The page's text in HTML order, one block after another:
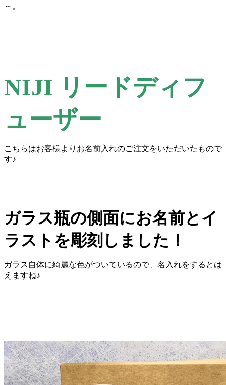
～。
NIJI リードディフ
ューザー
こちらはお客様よりお名前入れのご注文をいただいたもので
す♪
ガラス瓶の側面にお名前とイ
ラストを彫刻しました！
ガラス自体に綺麗な色がついているので、名入れをするとは
えますね♪